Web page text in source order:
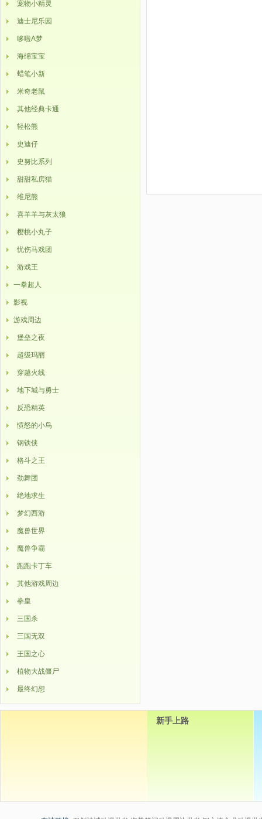
宠物小精灵
迪士尼乐园
哆啦A梦
海绵宝宝
蜡笔小新
米奇老鼠
其他经典卡通
轻松熊
史迪仔
史努比系列
甜甜私房猫
维尼熊
喜羊羊与灰太狼
樱桃小丸子
忧伤马戏团
游戏王
一拳超人
影视
游戏周边
堡垒之夜
超级玛丽
穿越火线
地下城与勇士
反恐精英
愤怒的小鸟
钢铁侠
格斗之王
劲舞团
绝地求生
梦幻西游
魔兽世界
魔兽争霸
跑跑卡丁车
其他游戏周边
拳皇
三国杀
三国无双
王国之心
植物大战僵尸
最终幻想
新手上路